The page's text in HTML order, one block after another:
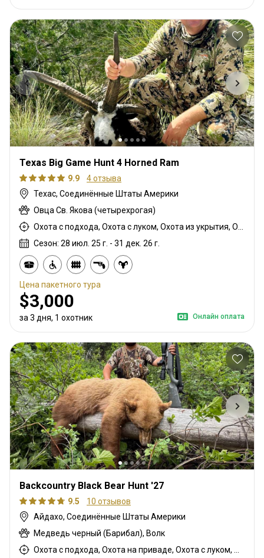
Texas Big Game Hunt 4 Horned Ram
9.9
4 отзыва
Техас, Соединённые Штаты Америки
Овца Св. Якова (четырехрогая)
Сезон: 28 июл. 25 г. - 31 дек. 26 г.
Цена пакетного тура
$3,000
за 3 дня, 1 охотник Онлайн оплата
Backcountry Black Bear Hunt '27
9.5
10 отзывов
Айдахо, Соединённые Штаты Америки
Медведь черный (Барибал), Волк
Охота с подхода, Охота на приваде, Охота с луком, Охота подманиванием, Охота верхом, Горная охота, Охота с карабином